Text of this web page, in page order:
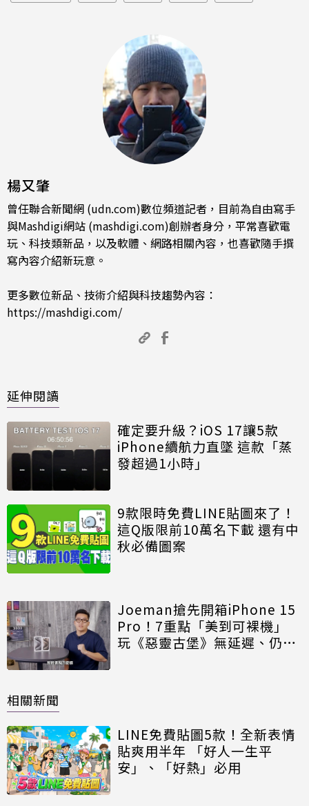
楊又肇
曾任聯合新聞網 (udn.com)數位頻道記者，目前為自由寫手
與Mashdigi網站 (mashdigi.com)創辦者身分，平常喜歡電
玩、科技類新品，以及軟體、網路相關內容，也喜歡隨手撰
寫內容介紹新玩意。
更多數位新品、技術介紹與科技趨勢內容：
https://mashdigi.com/
延伸閱讀
確定要升級？iOS 17讓5款
iPhone續航力直墜 這款「蒸
發超過1小時」
9款限時免費LINE貼圖來了！
這Q版限前10萬名下載 還有中
秋必備圖案
Joeman搶先開箱iPhone 15
Pro！7重點「美到可裸機」
玩《惡靈古堡》無延遲、仍留
相關新聞
LINE免費貼圖5款！全新表情
貼爽用半年 「好人一生平
安」、「好熱」必用